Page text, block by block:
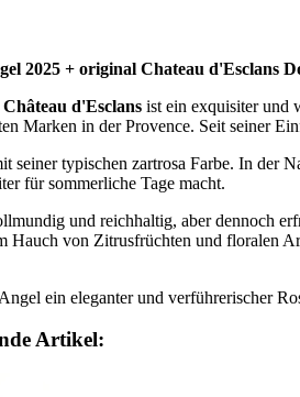
2025 + original Chateau d'Esclans
Château d'Esclans ist ein exquisiter und
Marken in der Provence. Seit seiner
seiner typischen zartrosa Farbe. In der
für sommerliche Tage macht.
und reichhaltig, aber dennoch
Hauch von Zitrusfrüchten und floralen
ein eleganter und verführerischer
Artikel: